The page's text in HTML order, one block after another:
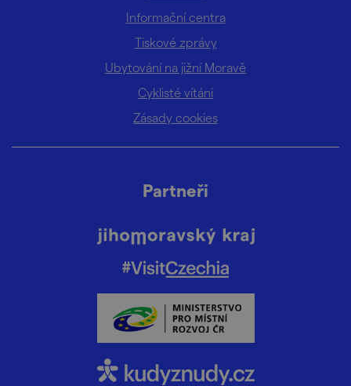
Informační centra
Tiskové zprávy
Ubytování na jižní Moravě
Cyklisté vítáni
Zásady cookies
Partneři